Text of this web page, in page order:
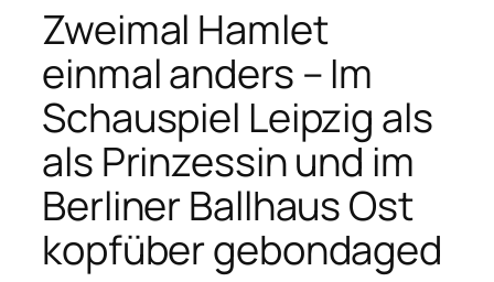
Zweimal Hamlet
einmal anders – Im
Schauspiel Leipzig als
als Prinzessin und im
Berliner Ballhaus Ost
kopfüber gebondaged